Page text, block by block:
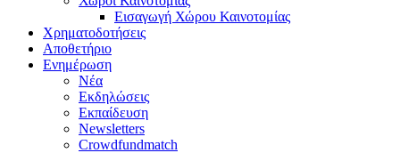
Εισαγωγή Χώρου Καινοτομίας
Χρηματοδοτήσεις
Αποθετήριο
Ενημέρωση
Νέα
Εκδηλώσεις
Εκπαίδευση
Newsletters
Crowdfundmatch